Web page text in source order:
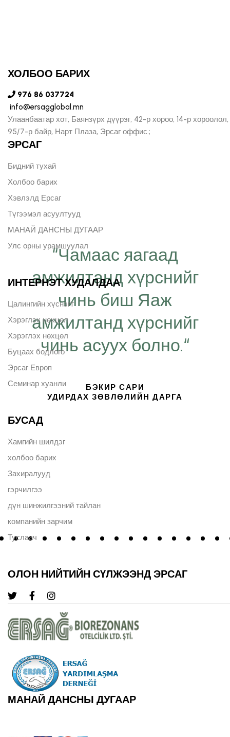
“Чамаас яагаад
амжилтанд хүрснийг
чинь биш Яаж
амжилтанд хүрснийг
чинь асуух болно.“
БЭКИР САРИ
УДИРДАХ ЗӨВЛӨЛИЙН ДАРГА
ХОЛБОО БАРИХ
976 86 037724
info@ersagglobal.mn
Улаанбаатар хот, Баянзүрх дүүрэг, 42-р хороо, 14-р хороолол,
95/7-р байр, Нарт Плаза, Эрсаг оффис.;
ЭРСАГ
Бидний тухай
Холбоо барих
Хэвлэлд Ерсаг
Түгээмэл асуултууд
МАНАЙ ДАНСНЫ ДУГААР
Улс орны урамшуулал
ИНТЕРНЭТ ХУДАЛДАА
Цалингийн хүснэгт
Хэрэглэх нөхцөл
Хэрэглэх нөхцөл
Буцаах бодлого
Эрсаг Европ
Семинар хуанли
БУСАД
Хамгийн шилдэг
холбоо барих
Захиралууд
гэрчилгээ
дүн шинжилгээний тайлан
компанийн зарчим
Туслаач
ОЛОН НИЙТИЙН СҮЛЖЭЭНД ЭРСАГ
МАНАЙ ДАНСНЫ ДУГААР